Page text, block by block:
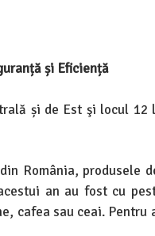
și Eficiență
și de Est şi locul
România, produsele
an au fost cu
cafea sau ceai.